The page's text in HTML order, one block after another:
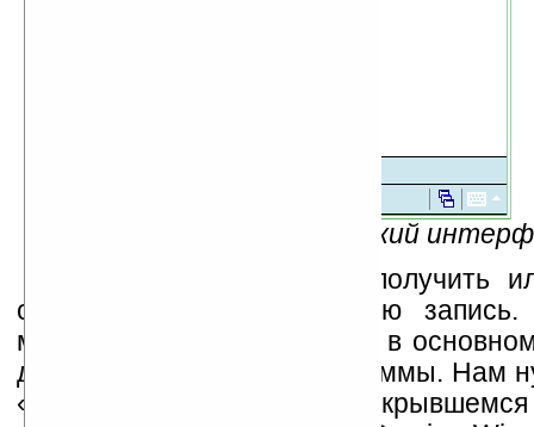
Рис.7 — Пользовательский
Но чтобы сообщения получить
следует заполнить учетную запись.
между пунктом New и View в
доступ к настройкам программы. Нам
«Services...», а затем в